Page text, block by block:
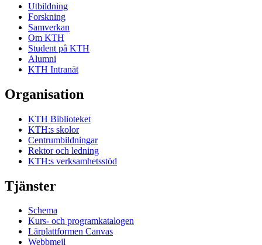
Utbildning
Forskning
Samverkan
Om KTH
Student på KTH
Alumni
KTH Intranät
Organisation
KTH Biblioteket
KTH:s skolor
Centrumbildningar
Rektor och ledning
KTH:s verksamhetsstöd
Tjänster
Schema
Kurs- och programkatalogen
Lärplattformen Canvas
Webbmejl